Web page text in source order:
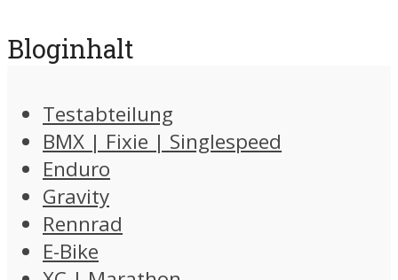
Bloginhalt
Testabteilung
BMX | Fixie | Singlespeed
Enduro
Gravity
Rennrad
E-Bike